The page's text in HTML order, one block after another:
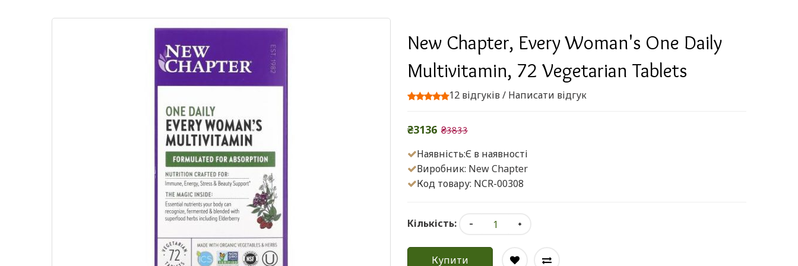
New Chapter, Every Woman's One Daily
Multivitamin, 72 Vegetarian Tablets
12 відгуків/ Написати відгук
₴3136 ₴3833
Наявність:Є в наявності
Виробник: New Chapter
Код товару: NCR-00308
Кількість:
Купити